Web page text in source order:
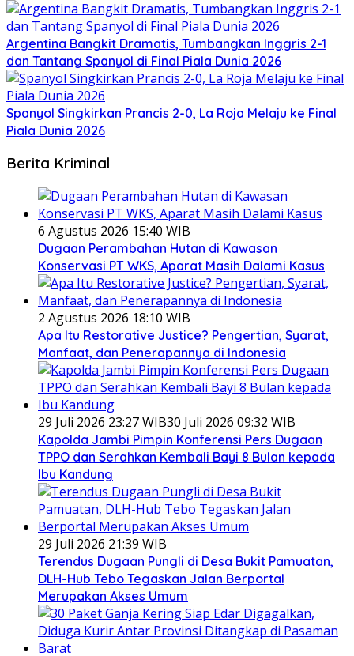
Argentina Bangkit Dramatis, Tumbangkan Inggris 2-1
dan Tantang Spanyol di Final Piala Dunia 2026
Spanyol Singkirkan Prancis 2-0, La Roja Melaju ke Final
Piala Dunia 2026
Berita Kriminal
6 Agustus 2026 15:40 WIB
Dugaan Perambahan Hutan di Kawasan
Konservasi PT WKS, Aparat Masih Dalami Kasus
2 Agustus 2026 18:10 WIB
Apa Itu Restorative Justice? Pengertian, Syarat,
Manfaat, dan Penerapannya di Indonesia
29 Juli 2026 23:27 WIB30 Juli 2026 09:32 WIB
Kapolda Jambi Pimpin Konferensi Pers Dugaan
TPPO dan Serahkan Kembali Bayi 8 Bulan kepada
Ibu Kandung
29 Juli 2026 21:39 WIB
Terendus Dugaan Pungli di Desa Bukit Pamuatan,
DLH-Hub Tebo Tegaskan Jalan Berportal
Merupakan Akses Umum